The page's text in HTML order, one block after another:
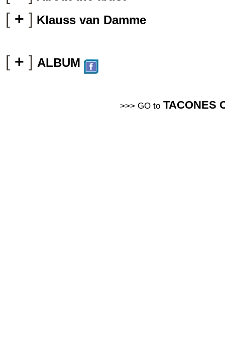
[ + ] Klauss van Damme
[ + ] ALBUM
>>> GO to TACONES